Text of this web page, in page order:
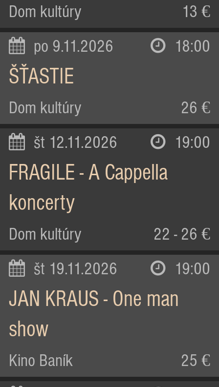
Dom kultúry 13 €
po 9.11.2026 18:00
ŠŤASTIE
Dom kultúry 26 €
št 12.11.2026 19:00
FRAGILE - A Cappella
koncerty
Dom kultúry 22 - 26 €
št 19.11.2026 19:00
JAN KRAUS - One man
show
Kino Baník 25 €